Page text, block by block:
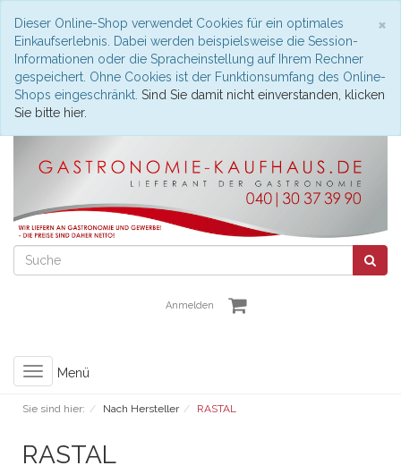
×
Dieser Online-Shop verwendet Cookies für ein optimales
Einkaufserlebnis. Dabei werden beispielsweise die Session-
Informationen oder die Spracheinstellung auf Ihrem Rechner
gespeichert. Ohne Cookies ist der Funktionsumfang des Online-
Shops eingeschränkt. Sind Sie damit nicht einverstanden, klicken
Sie bitte hier.
Anmelden
Toggle
navigation
Menü
Sie sind hier: Nach Hersteller RASTAL
RASTAL